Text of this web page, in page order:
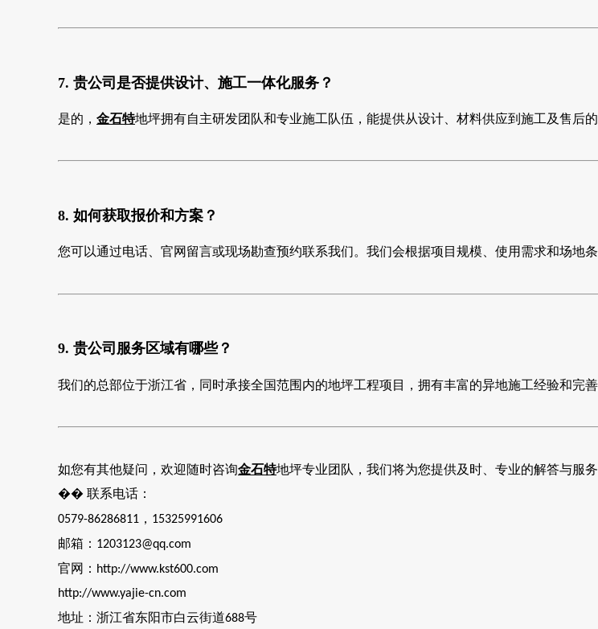
7. 贵公司是否提供设计、施工一体化服务？
是的， 金石特地坪拥有自主研发团队和专业施工队伍，能提供从设计、材料供应到施工及售后
8. 如何获取报价和方案？
您可以通过电话、官网留言或现场勘查预约联系我们。我们会根据项目规模、使用需求和场地
9. 贵公司服务区域有哪些？
我们的总部位于浙江省，同时承接全国范围内的地坪工程项目，拥有丰富的异地施工经验和完善
如您有其他疑问，欢迎随时咨询金石特地坪专业团队，我们将为您提供及时、专业的解答与服务
�� 联系电话：
0579-86286811 ， 15325991606
邮箱： 1203123@qq.com
官网： http://www.kst600.com
http://www.yajie-cn.com
地址：浙江省东阳市白云街道688号